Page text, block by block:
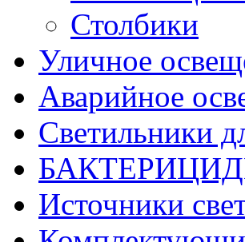
Столбики
Уличное
Аварийное
Светильники
Источники